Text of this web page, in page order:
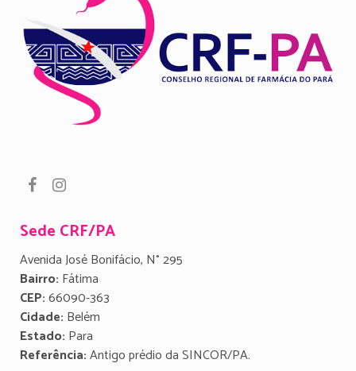
Sede CRF/PA
Avenida José Bonifácio, N° 295
Bairro: Fátima
CEP:66090-363
Cidade: Belém
Estado: Para
Referência:Antigo prédio da SINCOR/PA.